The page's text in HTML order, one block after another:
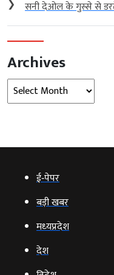
❯ सनी देओल के गुस्से से
Archives
Archives
ई‑पेपर
बड़ी खबर
मध्‍यप्रदेश
देश